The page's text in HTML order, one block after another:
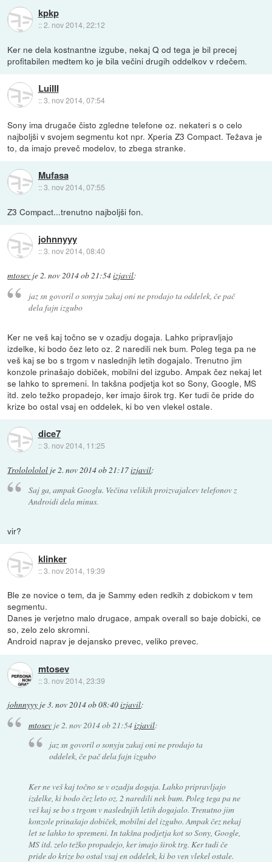
kpkp
::2. nov 2014, 22:12
Ker ne dela kostnantne izgube, nekaj Q od tega je bil precej
profitabilen medtem ko je bila večini drugih oddelkov v rdečem.
LuiIII
::3. nov 2014, 07:54
Sony ima drugače čisto zgledne telefone oz. nekateri s o celo
najboljši v svojem segmentu kot npr. Xperia Z3 Compact. Težava je
to, da imajo preveč modelov, to zbega stranke.
Mufasa
::3. nov 2014, 07:55
Z3 Compact...trenutno najboljši fon.
johnnyyy
::3. nov 2014, 08:40
mtosev je2. nov 2014 ob 21:54izjavil:
jaz sn govoril o sonyju zakaj oni ne prodajo ta oddelek, če pač
dela fajn izgubo
Ker ne veš kaj točno se v ozadju dogaja. Lahko pripravljajo
izdelke, ki bodo čez leto oz. 2 naredili nek bum. Poleg tega pa ne
veš kaj se bo s trgom v naslednjih letih dogajalo. Trenutno jim
konzole prinašajo dobiček, mobilni del izgubo. Ampak čez nekaj let
se lahko to spremeni. In takšna podjetja kot so Sony, Google, MS
itd. zelo težko propadejo, ker imajo širok trg. Ker tudi če pride do
krize bo ostal vsaj en oddelek, ki bo ven vlekel ostale.
dice7
::3. nov 2014, 11:25
Trololololol je2. nov 2014 ob 21:17izjavil:
Saj ga, ampak Googlu. Večina velikih proizvajalcev telefonov z
Androidi dela minus.
vir?
klinker
::3. nov 2014, 19:39
Ble ze novice o tem, da je Sammy eden redkih z dobickom v tem
segmentu.
Danes je verjetno malo drugace, ampak overall so baje dobicki, ce
so, zelo zelo skromni.
Android naprav je dejansko prevec, veliko prevec.
mtosev
::3. nov 2014, 23:39
johnnyyy je3. nov 2014 ob 08:40izjavil:
mtosevje 2. nov 2014 ob 21:54izjavil:
jaz sn govoril o sonyju zakaj oni ne prodajo ta
oddelek, če pač dela fajn izgubo
Ker ne veš kaj točno se v ozadju dogaja. Lahko pripravljajo
izdelke, ki bodo čez leto oz. 2 naredili nek bum. Poleg tega pa ne
veš kaj se bo s trgom v naslednjih letih dogajalo. Trenutno jim
konzole prinašajo dobiček, mobilni del izgubo. Ampak čez nekaj
let se lahko to spremeni. In takšna podjetja kot so Sony, Google,
MS itd. zelo težko propadejo, ker imajo širok trg. Ker tudi če
pride do krize bo ostal vsaj en oddelek, ki bo ven vlekel ostale.